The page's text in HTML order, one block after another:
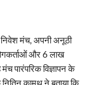
मंच, अपनी अनूठी
और 6 लाख
पारंपरिक विज्ञापन के
कामथ ने बताया कि